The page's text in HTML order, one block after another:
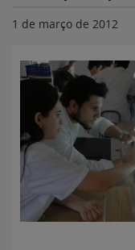
1 de março de 2012